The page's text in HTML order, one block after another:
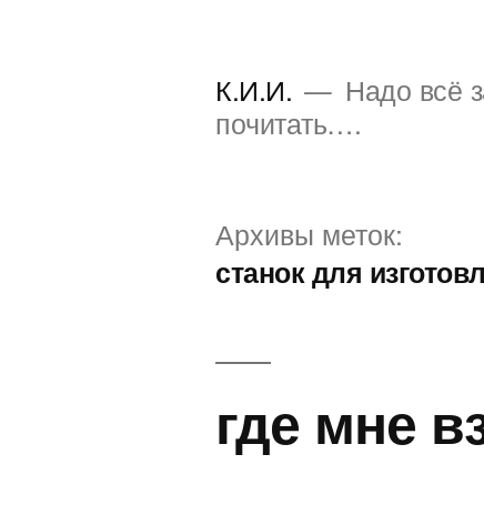
К.И.И.
Надо всё
почитать….
Архивы меток:
станок для
где мне